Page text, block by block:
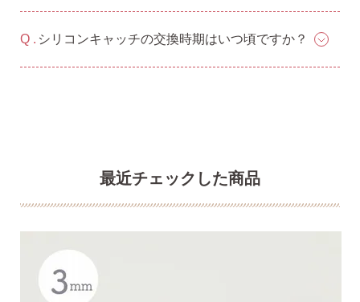
シリコンキャッチの交換時期はいつ頃ですか？
最近チェックした商品